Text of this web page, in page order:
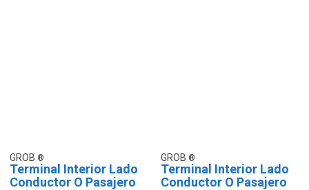
GROB
Terminal Interior Lado
Conductor O Pasajero
GROB
Terminal Interior Lado
Conductor O Pasajero